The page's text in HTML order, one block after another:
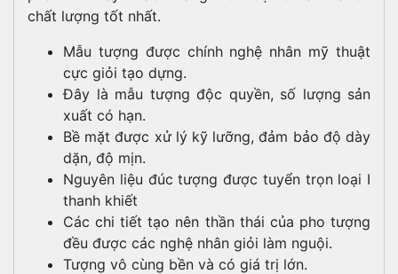
chất lượng tốt nhất.
Mẫu tượng được chính nghệ nhân mỹ thuật
cực giỏi tạo dựng.
Đây là mẫu tượng độc quyền, số lượng sản
xuất có hạn.
Bề mặt được xử lý kỹ lưỡng, đảm bảo độ dày
dặn, độ mịn.
Nguyên liệu đúc tượng được tuyển trọn loại I
thanh khiết
Các chi tiết tạo nên thần thái của pho tượng
đều được các nghệ nhân giỏi làm nguội.
Tượng vô cùng bền và có giá trị lớn.